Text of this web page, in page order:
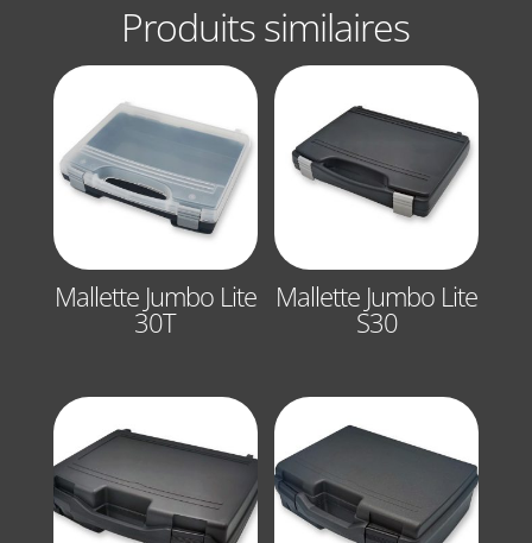
Produits similaires
Mallette Jumbo Lite
30T
Mallette Jumbo Lite
S30